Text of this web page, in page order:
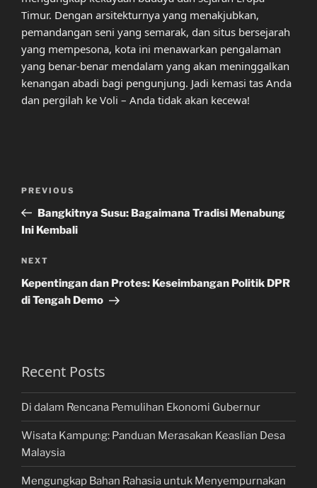
Timur. Dengan arsitekturnya yang menakjubkan,
pemandangan seni yang semarak, dan situs bersejarah
yang mempesona, kota ini menawarkan pengalaman
yang benar-benar mendalam yang akan meninggalkan
kenangan abadi bagi pengunjung. Jadi kemasi tas Anda
dan pergilah ke Voli – Anda tidak akan kecewa!
Previous
Post
PREVIOUS
Bangkitnya Susu: Bagaimana Tradisi Menabung
Ini Kembali
Next
Post
NEXT
Kepentingan dan Protes: Keseimbangan Politik DPR
di Tengah Demo
Recent Posts
Di dalam Rencana Pemulihan Ekonomi Gubernur
Wisata Kampung: Panduan Merasakan Keaslian Desa
Malaysia
Mengungkap Bahan Rahasia untuk Menyempurnakan